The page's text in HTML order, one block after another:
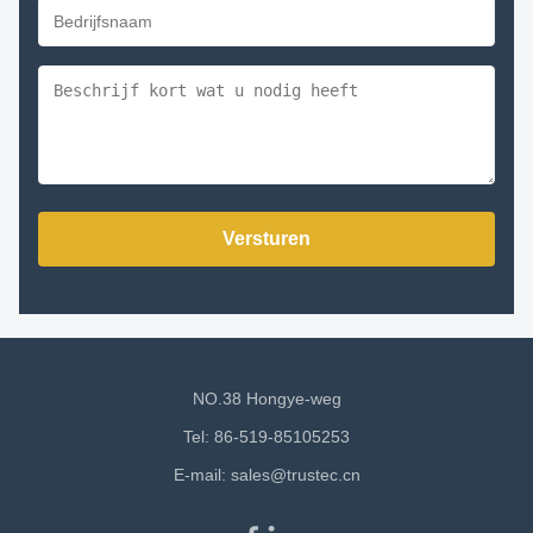
Versturen
NO.38 Hongye-weg
Tel: 86-519-85105253
E-mail: sales@trustec.cn